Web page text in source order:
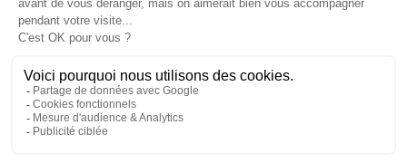
Rejoignez Daniel Moquet
MARQUE DANIEL MOQUET